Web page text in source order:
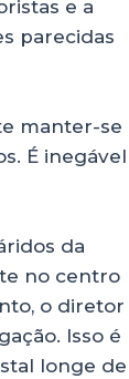
e a
parecidas
manter-se
É inegável
da
no centro
o diretor
Isso é
longe de